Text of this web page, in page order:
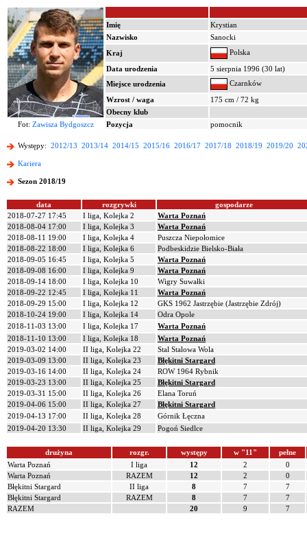
Imię
Krystian
Nazwisko
Sanocki
Kraj
Polska
Data urodzenia
5 sierpnia 1996 (30 lat)
Miejsce urodzenia
Czarnków
Wzrost / waga
175 cm / 72 kg
Obecny klub
Fot: Zawisza Bydgoszcz Pozycja pomocnik
Występy: 2012/13 2013/14 2014/15 2015/16 2016/17 2017/18 2018/19 2019/20
Kariera
Sezon 2018/19
data rozgrywki
gospodarze
2018-07-27 17:45
I liga, Kolejka 2
Warta Poznań
2018-08-04 17:00
I liga, Kolejka 3
Warta Poznań
2018-08-11 19:00
I liga, Kolejka 4
Puszcza Niepołomice
2018-08-22 18:00
I liga, Kolejka 6
Podbeskidzie Bielsko-Biała
2018-09-05 16:45
I liga, Kolejka 5
Warta Poznań
2018-09-08 16:00
I liga, Kolejka 9
Warta Poznań
2018-09-14 18:00
I liga, Kolejka 10
Wigry Suwałki
2018-09-22 12:45
I liga, Kolejka 11
Warta Poznań
2018-09-29 15:00
I liga, Kolejka 12
GKS 1962 Jastrzębie (Jastrzębie Zdrój)
2018-10-24 19:00
I liga, Kolejka 14
Odra Opole
2018-11-03 13:00
I liga, Kolejka 17
Warta Poznań
2018-11-10 13:00
I liga, Kolejka 18
Warta Poznań
2019-03-02 14:00
II liga, Kolejka 22
Stal Stalowa Wola
2019-03-09 13:00
II liga, Kolejka 23
Błękitni Stargard
2019-03-16 14:00
II liga, Kolejka 24
ROW 1964 Rybnik
2019-03-23 13:00
II liga, Kolejka 25
Błękitni Stargard
2019-03-31 15:00
II liga, Kolejka 26
Elana Toruń
2019-04-06 15:00
II liga, Kolejka 27
Błękitni Stargard
2019-04-13 17:00
II liga, Kolejka 28
Górnik Łęczna
2019-04-20 13:30
II liga, Kolejka 29 Pogoń Siedlce
drużyna rozgr. występy w "11"
pełne
Warta Poznań
I liga 12 2
0
Warta Poznań
RAZEM 12 2
0
Błękitni Stargard
II liga 8 7
7
Błękitni Stargard
RAZEM 8 7
7
RAZEM
20 9 7